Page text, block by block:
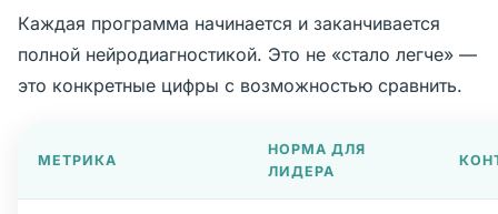
Каждая программа начинается и заканчивается
полной нейродиагностикой. Это не «стало легче» —
это конкретные цифры с возможностью сравнить.
МЕТРИКА
НОРМА ДЛЯ
ЛИДЕРА